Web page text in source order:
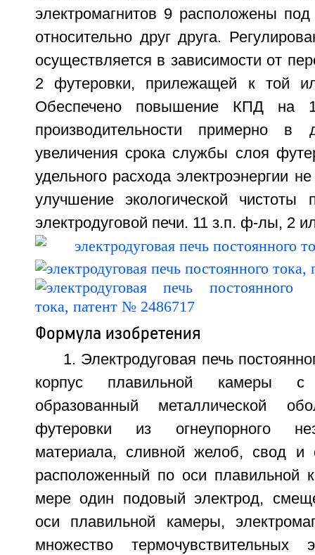
электромагнитов 9 расположены
относительно друг друга.
осуществляется в зависимости от
2 футеровки, прилежащей к той
Обеспечено повышение КПД на
производительности примерно
увеличения срока службы слоя
удельного расхода электроэнергии
улучшение экологической чистоты
электродуговой печи. 11 з.п. ф-лы, 2
Формула изобретения
1. Электродуговая печь
корпус плавильной камеры
образованный металлической
футеровки из огнеупорного
материала, сливной желоб, свод и
расположенный по оси плавильной
мере один подовый электрод,
оси плавильной камеры,
множество